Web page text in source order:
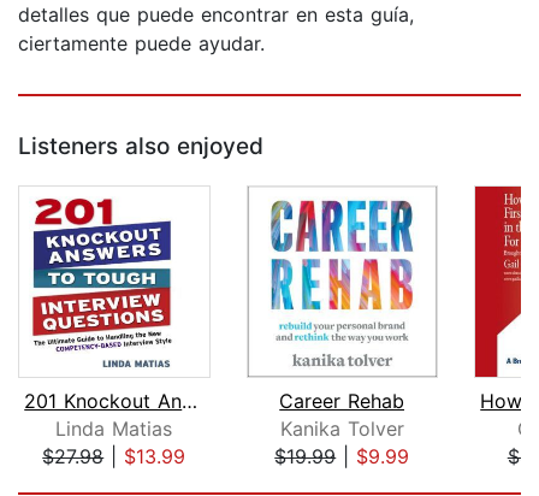
detalles que puede encontrar en esta guía,
ciertamente puede ayudar.
Listeners also enjoyed
201 Knockout Answers to Tough Intervi...
Linda Matias
$27.98| $13.99
Career Rehab
Kanika Tolver
$19.99| $9.99